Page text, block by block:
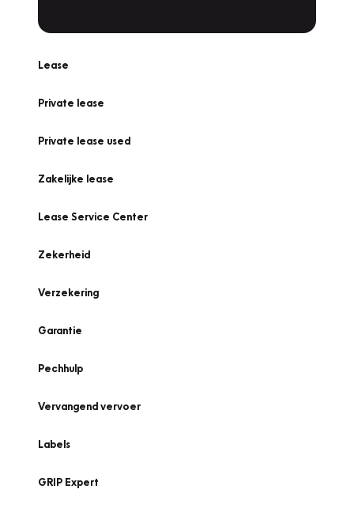
Lease
Private lease
Private lease used
Zakelijke lease
Lease Service Center
Zekerheid
Verzekering
Garantie
Pechhulp
Vervangend vervoer
Labels
GRIP Expert